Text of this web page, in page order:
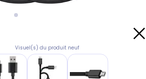
Visuel(s) du produit neuf